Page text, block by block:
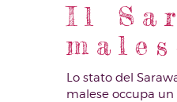
Il
Lo stato del
malese occupa